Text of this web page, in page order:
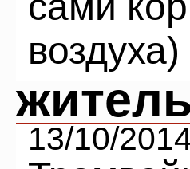
воздуха)
13/10/